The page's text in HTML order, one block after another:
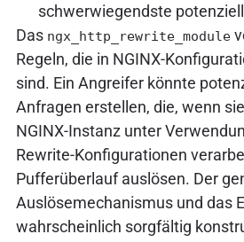
schwerwiegendste
Das ngx_http_rewrite_module
Regeln, die in NGINX-
sind. Ein Angreifer könnte
Anfragen erstellen, die, wenn
NGINX-Instanz unter
Rewrite-Konfigurationen
Pufferüberlauf auslösen. Der
Auslösemechanismus und das
wahrscheinlich sorgfältig